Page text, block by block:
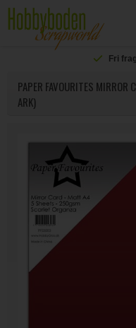
Fri
PAPER FAVOURITES
ARK)